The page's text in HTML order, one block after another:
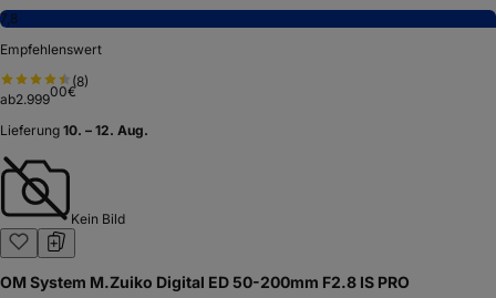
7,8
Empfehlenswert
(8)
ab2.99900€
Lieferung 10. – 12. Aug.
Kein Bild
OM System M.Zuiko Digital ED 50-200mm F2.8 IS PRO